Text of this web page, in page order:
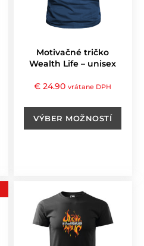
Motivačné tričko
Wealth Life – unisex
€ 24.90 vrátane DPH
VÝBER MOŽNOSTÍ